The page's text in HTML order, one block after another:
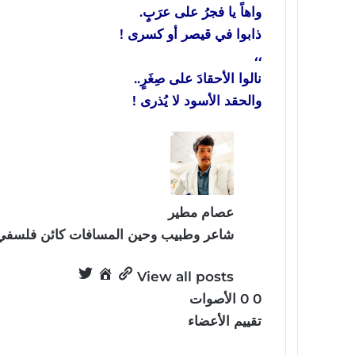
واهاً يا فجرُ على عرَبٍ.
ذابوا في قيصر أو كسرى !
،،
نالوا الأحقادَ على صِغَرٍ..
والحقد الأسود لا يُذرى !
عصام مطير
شاعر وطبيب وحين المسافات كائن
View all posts
0
0 الأصوات
تقييم الأعضاء